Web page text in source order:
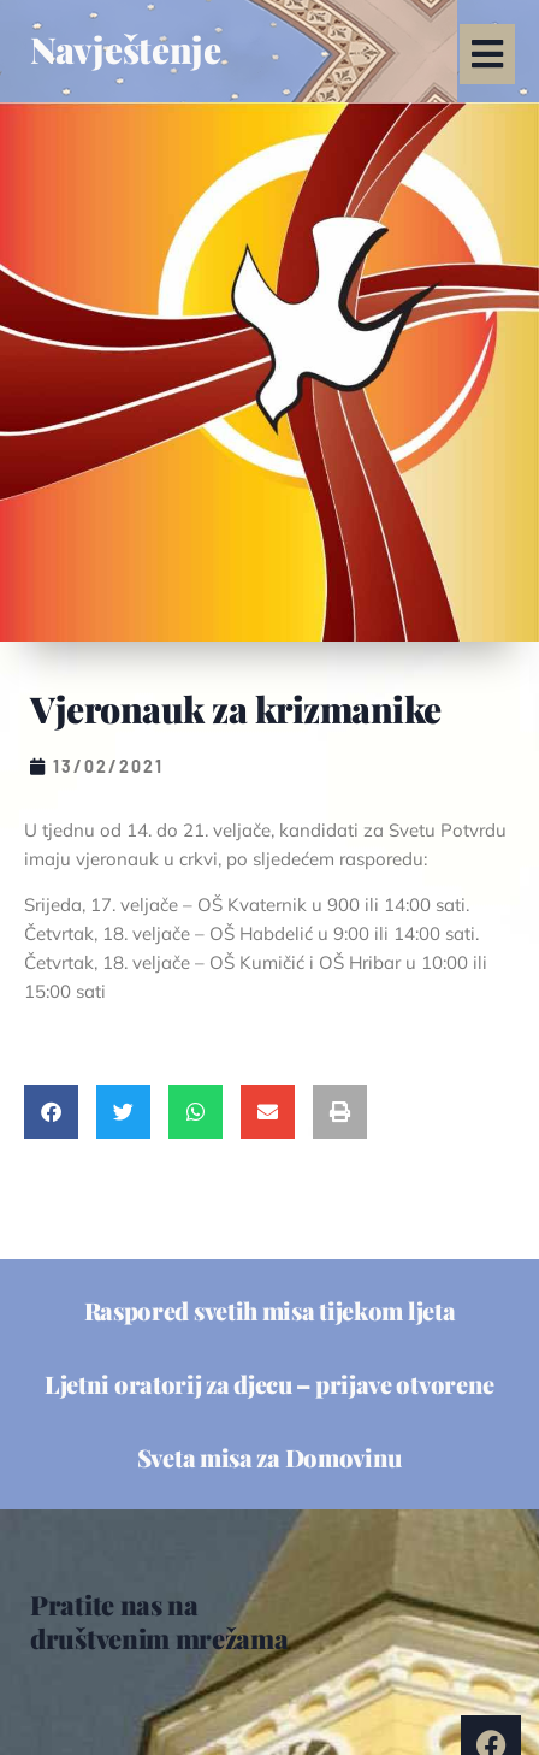
Navještenje
Vjeronauk za krizmanike
13/02/2021
U tjednu od 14. do 21. veljače, kandidati za Svetu Potvrdu
imaju vjeronauk u crkvi, po sljedećem rasporedu:
Srijeda, 17. veljače – OŠ Kvaternik u 900 ili 14:00 sati.
Četvrtak, 18. veljače – OŠ Habdelić u 9:00 ili 14:00 sati.
Četvrtak, 18. veljače – OŠ Kumičić i OŠ Hribar u 10:00 ili
15:00 sati
Raspored svetih misa tijekom ljeta
Ljetni oratorij za djecu – prijave otvorene
Sveta misa za Domovinu
Pratite nas na
društvenim mrežama